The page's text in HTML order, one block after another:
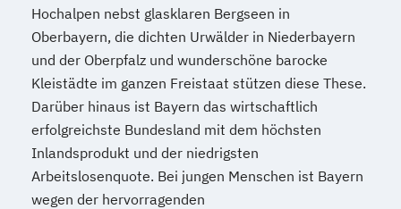
Hochalpen nebst glasklaren Bergseen in
Oberbayern, die dichten Urwälder in Niederbayern
und der Oberpfalz und wunderschöne barocke
Kleistädte im ganzen Freistaat stützen diese These.
Darüber hinaus ist Bayern das wirtschaftlich
erfolgreichste Bundesland mit dem höchsten
Inlandsprodukt und der niedrigsten
Arbeitslosenquote. Bei jungen Menschen ist Bayern
wegen der hervorragenden